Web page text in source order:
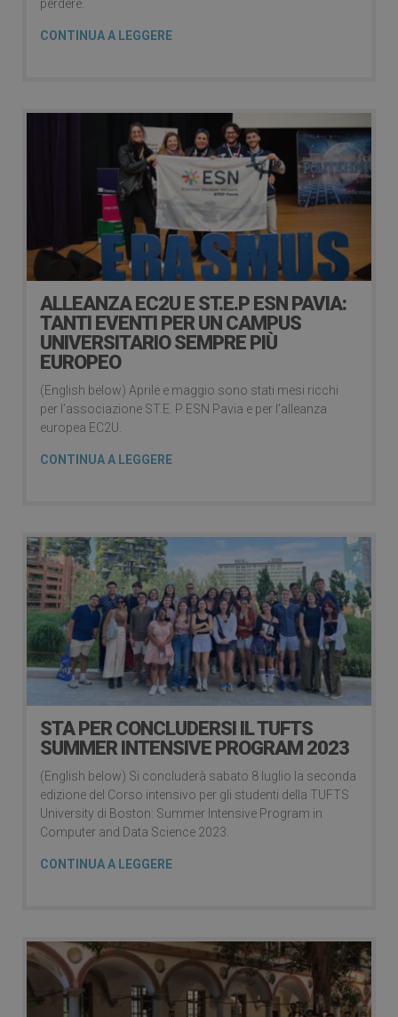
perdere.
CONTINUA A LEGGERE
ALLEANZA EC2U E ST.E.P ESN PAVIA:
TANTI EVENTI PER UN CAMPUS
UNIVERSITARIO SEMPRE PIÙ
EUROPEO
(English below) Aprile e maggio sono stati mesi ricchi
per l’associazione ST.E. P ESN Pavia e per l’alleanza
europea EC2U.
CONTINUA A LEGGERE
STA PER CONCLUDERSI IL TUFTS
SUMMER INTENSIVE PROGRAM 2023
(English below) Si concluderà sabato 8 luglio la seconda
edizione del Corso intensivo per gli studenti della TUFTS
University di Boston: Summer Intensive Program in
Computer and Data Science 2023.
CONTINUA A LEGGERE